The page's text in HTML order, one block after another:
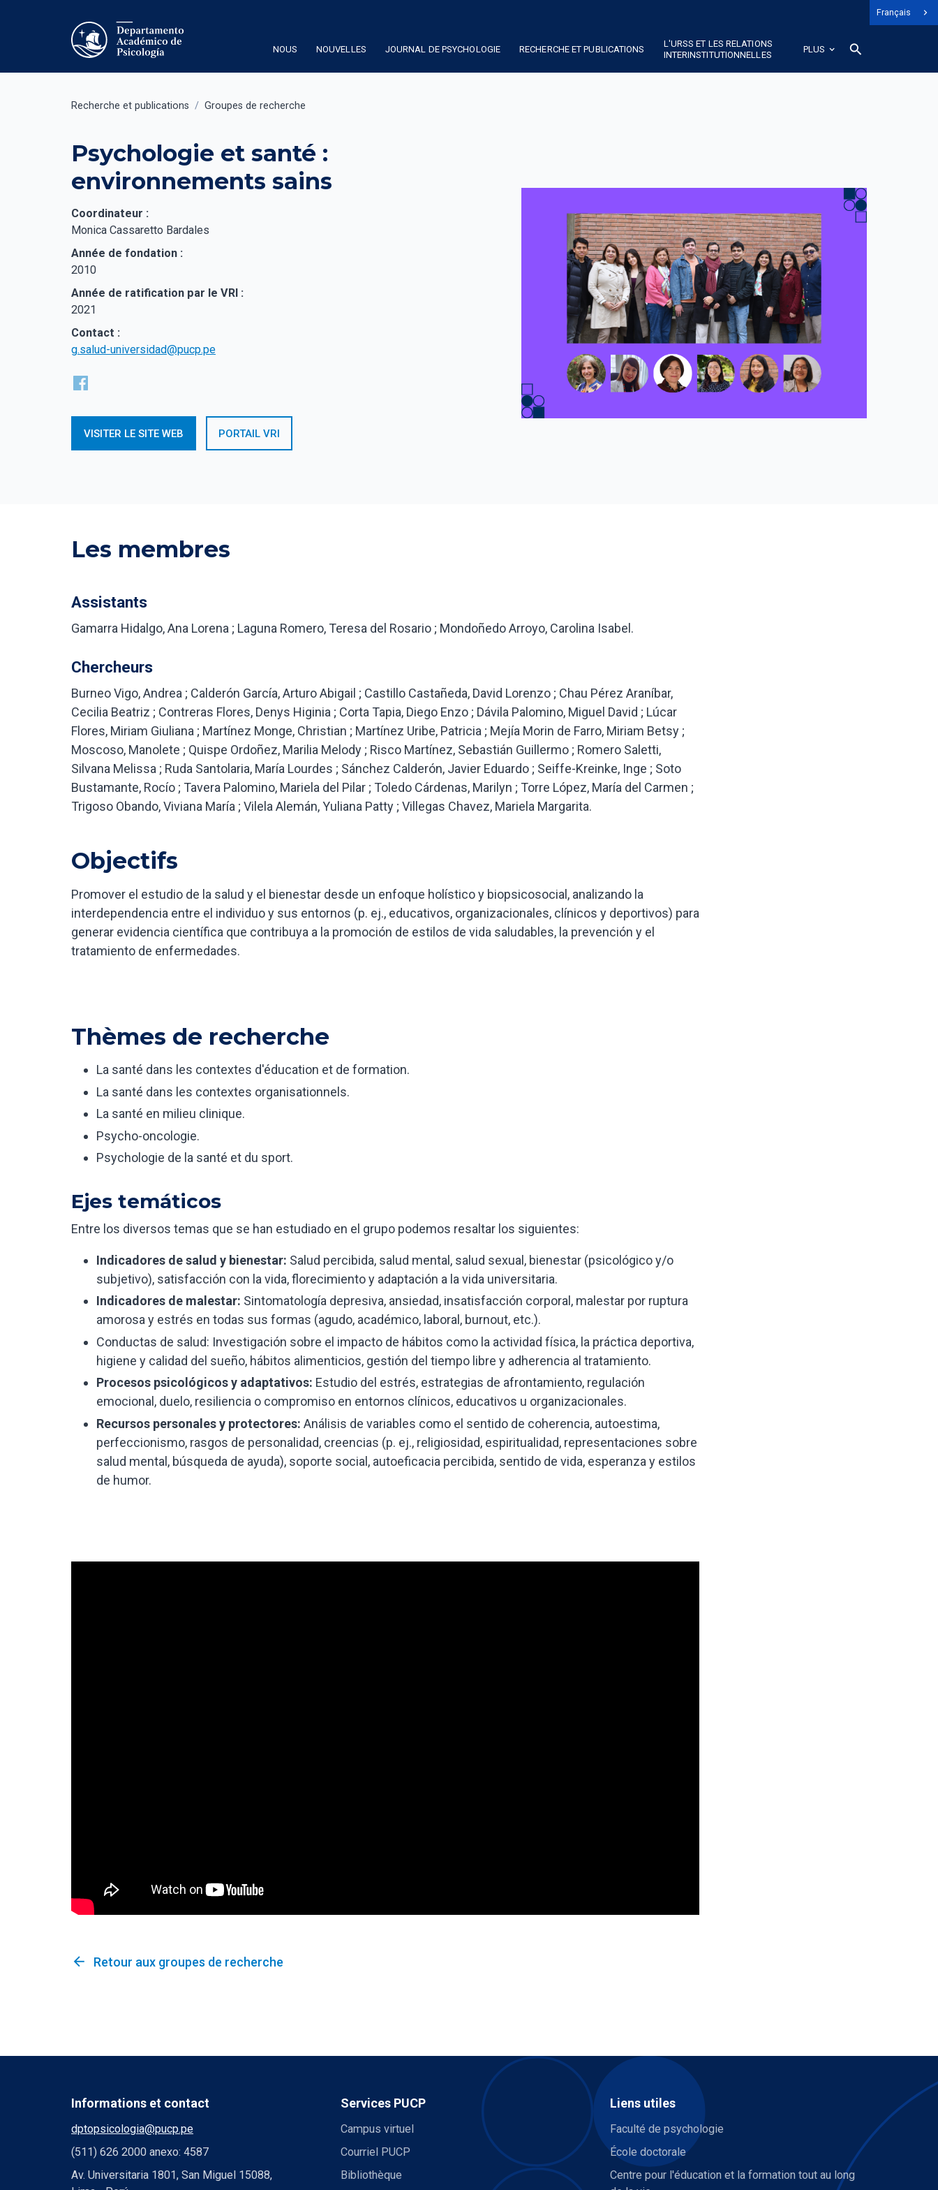
Français
NOUS NOUVELLES JOURNAL DE PSYCHOLOGIE RECHERCHE ET PUBLICATIONS
L'URSS ET LES RELATIONS
INTERINSTITUTIONNELLES
PLUS search
Recherche et publications / Groupes de recherche
Psychologie et santé :
environnements sains
Coordinateur :
Monica Cassaretto Bardales
Année de fondation :
2010
Année de ratification par le VRI :
2021
Contact :
g.salud-universidad@pucp.pe
VISITER LE SITE WEB PORTAIL VRI
Les membres
Assistants
Gamarra Hidalgo, Ana Lorena ; Laguna Romero, Teresa del Rosario ; Mondoñedo Arroyo, Carolina Isabel.
Chercheurs
Burneo Vigo, Andrea ; Calderón García, Arturo Abigail ; Castillo Castañeda, David Lorenzo ; Chau Pérez Araníbar,
Cecilia Beatriz ; Contreras Flores, Denys Higinia ; Corta Tapia, Diego Enzo ; Dávila Palomino, Miguel David ; Lúcar
Flores, Miriam Giuliana ; Martínez Monge, Christian ; Martínez Uribe, Patricia ; Mejía Morin de Farro, Miriam Betsy ;
Moscoso, Manolete ; Quispe Ordoñez, Marilia Melody ; Risco Martínez, Sebastián Guillermo ; Romero Saletti,
Silvana Melissa ; Ruda Santolaria, María Lourdes ; Sánchez Calderón, Javier Eduardo ; Seiffe-Kreinke, Inge ; Soto
Bustamante, Rocío ; Tavera Palomino, Mariela del Pilar ; Toledo Cárdenas, Marilyn ; Torre López, María del Carmen ;
Trigoso Obando, Viviana María ; Vilela Alemán, Yuliana Patty ; Villegas Chavez, Mariela Margarita.
Objectifs
Promover el estudio de la salud y el bienestar desde un enfoque holístico y biopsicosocial, analizando la
interdependencia entre el individuo y sus entornos (p. ej., educativos, organizacionales, clínicos y deportivos) para
generar evidencia científica que contribuya a la promoción de estilos de vida saludables, la prevención y el
tratamiento de enfermedades.
Thèmes de recherche
La santé dans les contextes d'éducation et de formation.
La santé dans les contextes organisationnels.
La santé en milieu clinique.
Psycho-oncologie.
Psychologie de la santé et du sport.
Ejes temáticos
Entre los diversos temas que se han estudiado en el grupo podemos resaltar los siguientes:
Indicadores de salud y bienestar: Salud percibida, salud mental, salud sexual, bienestar (psicológico y/o
subjetivo), satisfacción con la vida, florecimiento y adaptación a la vida universitaria.
Indicadores de malestar: Sintomatología depresiva, ansiedad, insatisfacción corporal, malestar por ruptura
amorosa y estrés en todas sus formas (agudo, académico, laboral, burnout, etc.).
Conductas de salud: Investigación sobre el impacto de hábitos como la actividad física, la práctica deportiva,
higiene y calidad del sueño, hábitos alimenticios, gestión del tiempo libre y adherencia al tratamiento.
Procesos psicológicos y adaptativos: Estudio del estrés, estrategias de afrontamiento, regulación
emocional, duelo, resiliencia o compromiso en entornos clínicos, educativos u organizacionales.
Recursos personales y protectores: Análisis de variables como el sentido de coherencia, autoestima,
perfeccionismo, rasgos de personalidad, creencias (p. ej., religiosidad, espiritualidad, representaciones sobre
salud mental, búsqueda de ayuda), soporte social, autoeficacia percibida, sentido de vida, esperanza y estilos
de humor.
arrow_back Retour aux groupes de recherche
Informations et contact
dptopsicologia@pucp.pe
(511) 626 2000 anexo: 4587
Av. Universitaria 1801, San Miguel 15088,
Services PUCP
Campus virtuel
Courriel PUCP
Bibliothèque
Liens utiles
Faculté de psychologie
École doctorale
Centre pour l'éducation et la formation tout au long